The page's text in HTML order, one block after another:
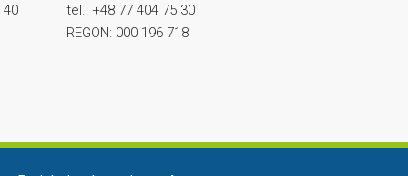
40
tel.: +48 77 404 75 30
REGON: 000 196 718